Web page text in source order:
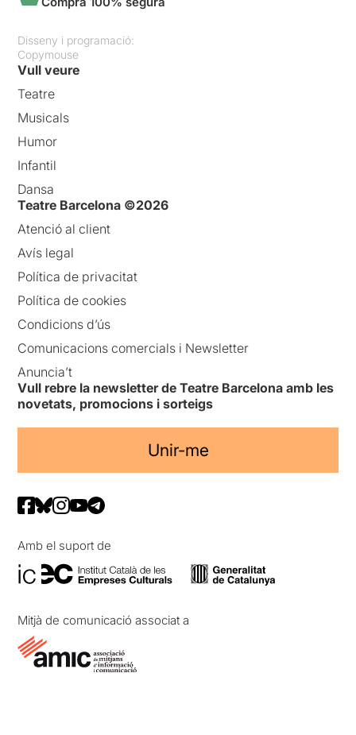
Disseny i programació:
Copymouse
Vull veure
Teatre
Musicals
Humor
Infantil
Dansa
Teatre Barcelona ©2026
Atenció al client
Avís legal
Política de privacitat
Política de cookies
Condicions d’ús
Comunicacions comercials i Newsletter
Anuncia’t
Vull rebre la newsletter de Teatre Barcelona amb les
novetats, promocions i sorteigs
Unir-me
Amb el suport de
Mitjà de comunicació associat a